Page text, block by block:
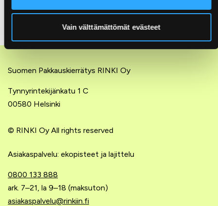
Vain välttämättömät evästeet
Suomen Pakkauskierrätys RINKI Oy
Tynnyrintekijänkatu 1 C
00580 Helsinki
© RINKI Oy All rights reserved
Asiakaspalvelu: ekopisteet ja lajittelu
0800 133 888
ark. 7–21, la 9–18 (maksuton)
asiakaspalvelu@rinkiin.fi